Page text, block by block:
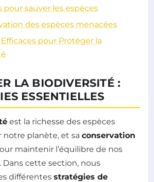
pour sauver les espèces
des espèces menacées
pour Protéger la
LA BIODIVERSITÉ :
ESSENTIELLES
est la richesse des espèces
notre planète, et sa conservation
maintenir l’équilibre de nos
Dans cette section, nous
différentes stratégies de